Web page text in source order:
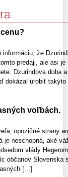
informáciu, že
predaji, ale asi
Dzurindova doba
dokázal urobiť
voľbách.
opozičné strany
je neschopná, aké
vlády
občanov Slovenska
[...]